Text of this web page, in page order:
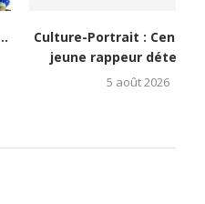
Congo Mboka Vibe : la
jeunesse kinoise...